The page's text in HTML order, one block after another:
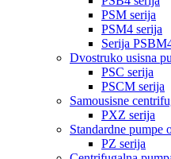
PSM serija
PSM4 serija
Serija
Dvostruko usisna
PSC serija
PSCM serija
Samousisne
PXZ serija
Standardne pumpe
PZ serija